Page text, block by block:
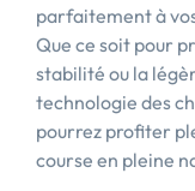
parfaitement à
Que ce soit pour
stabilité ou la
technologie des
pourrez profiter
course en pleine